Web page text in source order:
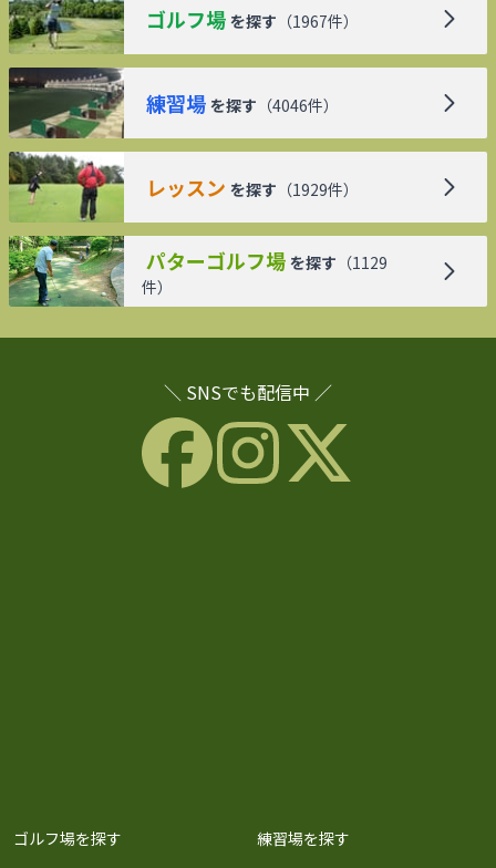
ゴルフ場 を探す （1967件）
練習場 を探す （4046件）
レッスン を探す （1929件）
パターゴルフ場 を探す （1129
件）
＼ SNSでも配信中 ／
ゴルフ場を探す 練習場を探す